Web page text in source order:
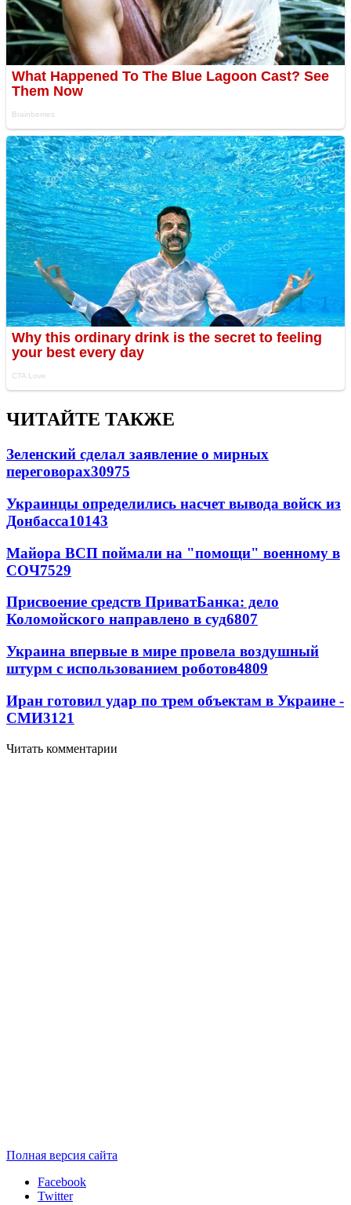
ЧИТАЙТЕ ТАКЖЕ
Зеленский сделал заявление о мирных
переговорах30975
Украинцы определились насчет вывода войск из
Донбасса10143
Майора ВСП поймали на "помощи" военному в
СОЧ7529
Присвоение средств ПриватБанка: дело
Коломойского направлено в суд6807
Украина впервые в мире провела воздушный
штурм с использованием роботов4809
Иран готовил удар по трем объектам в Украине -
СМИ3121
Читать комментарии
Полная версия сайта
Facebook
Twitter